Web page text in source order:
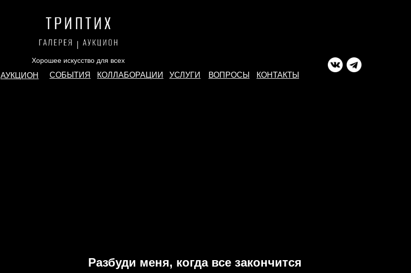
КОНТАКТЫ
УСЛУГИ ВОПРОСЫ
СОБЫТИЯ КОЛЛАБОРАЦИИ
АУКЦИОН
Хорошее искусство для всех
Разбуди меня, когда все закончится